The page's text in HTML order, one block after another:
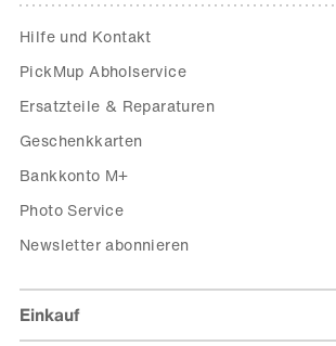
Hilfe und Kontakt
PickMup Abholservice
Ersatzteile & Reparaturen
Geschenkkarten
Bankkonto M+
Photo Service
Newsletter abonnieren
Einkauf